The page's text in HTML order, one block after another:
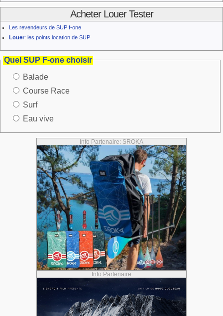
Acheter Louer Tester
Les revendeurs de SUP f-one
Louer: les points location de SUP
Quel SUP F-one choisir
Balade
Course Race
Surf
Eau vive
Info Partenaire: SROKA
Info Partenaire